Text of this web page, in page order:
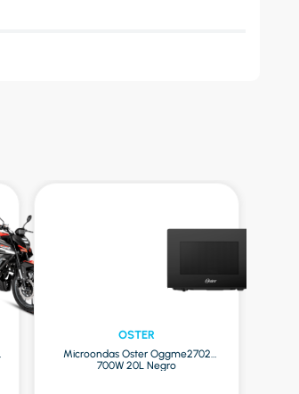
OSTER
Microondas Oster Oggme2702
700W 20L Negro